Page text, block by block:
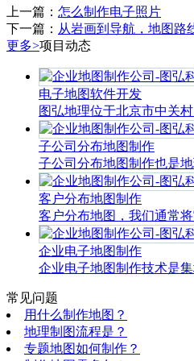
上一篇： 怎么制作电子照片
下一篇： 从岩画到导航，地图路
更多>项目动态
电子地图软件开发
图弘地理位于北京市中关
子公司分布地图制作
子公司分布地图制作也是地
客户分布地图制作
客户分布地图，我们通常将
企业电子地图制作
企业电子地图制作技术是集
常见问题
用什么制作地图？
地理制图流程是？
专题地图如何制作？